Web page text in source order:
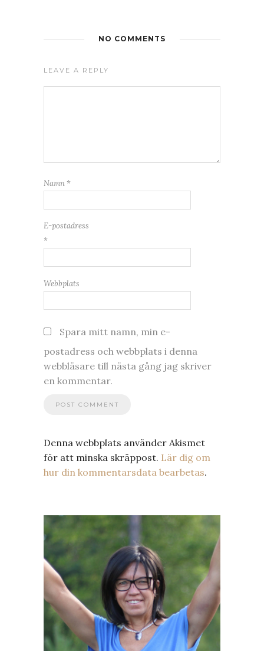
NO COMMENTS
LEAVE A REPLY
Namn *
E-postadress
*
Webbplats
Spara mitt namn, min e-
postadress och webbplats i denna
webbläsare till nästa gång jag skriver
en kommentar.
Denna webbplats använder Akismet
för att minska skräppost. Lär dig om
hur din kommentarsdata bearbetas.